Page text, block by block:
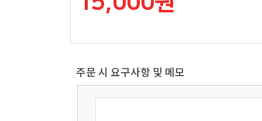
주문 시 요구사항 및 메모